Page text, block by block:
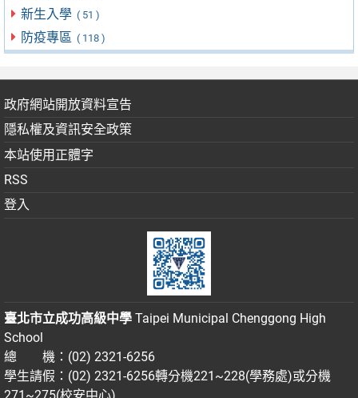
新生入學 ( 51 )
防疫專區 ( 118 )
政府網站開放資料宣告
隱私權及資訊安全政策
本站使用正體字
RSS
登入
臺北市立成功高級中學 Taipei Municipal Chenggong High
School
總 機：(02) 2321-6256
學生請假：(02) 2321-6256轉分機221~228(學務處)或分機
271~275(校安中心)